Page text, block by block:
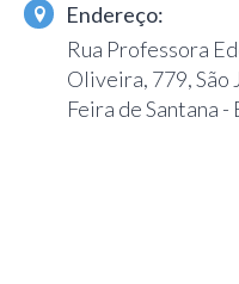
Endereço:
Rua Professora
Oliveira, 779, São
Feira de Santana -